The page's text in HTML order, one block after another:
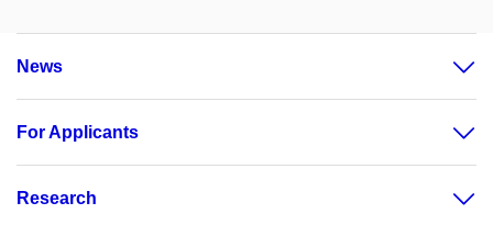
News
For Applicants
Research